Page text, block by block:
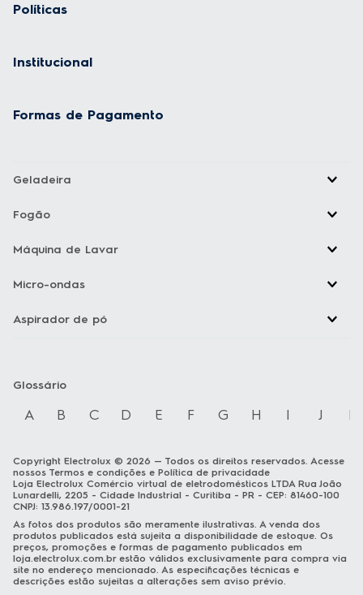
Políticas
Institucional
Formas de Pagamento
Geladeira
Fogão
Máquina de Lavar
Micro-ondas
Aspirador de pó
Glossário
A B C D E F G H I J K
Copyright Electrolux © 2026 — Todos os direitos reservados. Acesse
nossos Termos e condições e Política de privacidade
Loja Electrolux Comércio virtual de eletrodomésticos LTDA Rua João
Lunardelli, 2205 - Cidade Industrial - Curitiba - PR - CEP: 81460-100
CNPJ: 13.986.197/0001-21
As fotos dos produtos são meramente ilustrativas. A venda dos
produtos publicados está sujeita a disponibilidade de estoque. Os
preços, promoções e formas de pagamento publicados em
loja.electrolux.com.brestão válidos exclusivamente para compra via
site no endereço mencionado. As especificações técnicas e
descrições estão sujeitas a alterações sem aviso prévio.